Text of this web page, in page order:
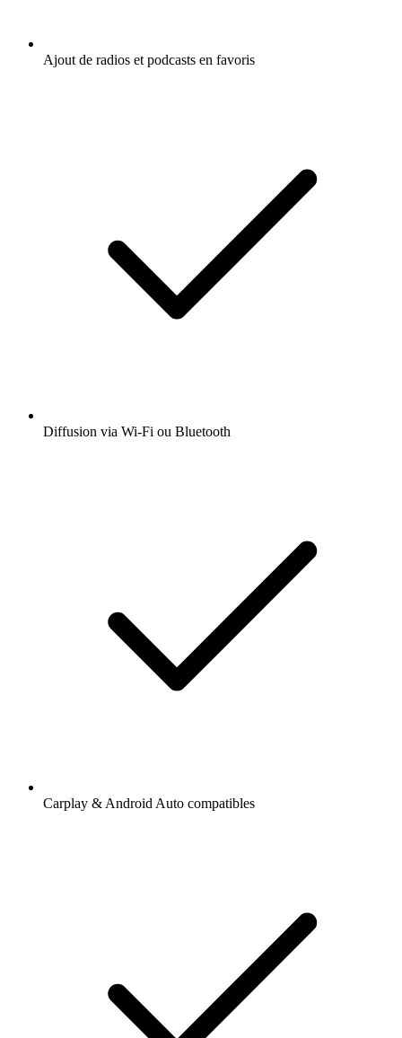
Ajout de radios et podcasts en favoris
Diffusion via Wi-Fi ou Bluetooth
Carplay & Android Auto compatibles